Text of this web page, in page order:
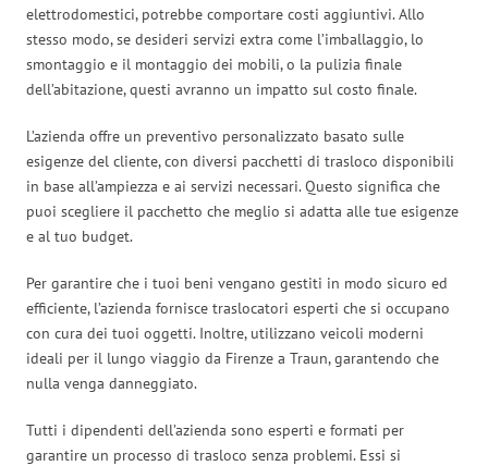
elettrodomestici, potrebbe comportare costi aggiuntivi. Allo
stesso modo, se desideri servizi extra come l’imballaggio, lo
smontaggio e il montaggio dei mobili, o la pulizia finale
dell’abitazione, questi avranno un impatto sul costo finale.
L’azienda offre un preventivo personalizzato basato sulle
esigenze del cliente, con diversi pacchetti di trasloco disponibili
in base all’ampiezza e ai servizi necessari. Questo significa che
puoi scegliere il pacchetto che meglio si adatta alle tue esigenze
e al tuo budget.
Per garantire che i tuoi beni vengano gestiti in modo sicuro ed
efficiente, l’azienda fornisce traslocatori esperti che si occupano
con cura dei tuoi oggetti. Inoltre, utilizzano veicoli moderni
ideali per il lungo viaggio da Firenze a Traun, garantendo che
nulla venga danneggiato.
Tutti i dipendenti dell’azienda sono esperti e formati per
garantire un processo di trasloco senza problemi. Essi si